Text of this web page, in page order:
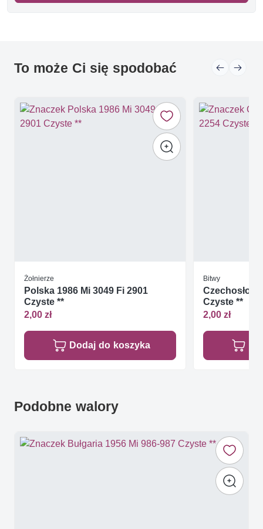
To może Ci się spodobać
Żołnierze
Polska 1986 Mi 3049 Fi 2901
Czyste **
2,00 zł
Dodaj do koszyka
Bitwy
Czyste **
2,00 zł
Podobne walory